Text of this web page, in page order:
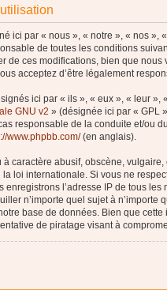
ici par « nous », « notre », « nos
de toutes les conditions
de ces modifications, bien que
acceptez d’être légalement
ici par « ils », « eux », « leur
GNU v2 » (désignée ici par « GPL
responsable de la conduite et/ou
www.phpbb.com/(en anglais).
caractère abusif, obscène,
loi internationale. Si vous ne
l’adresse IP de tous
n’importe quel sujet à
base de données. Bien que
de piratage visant à